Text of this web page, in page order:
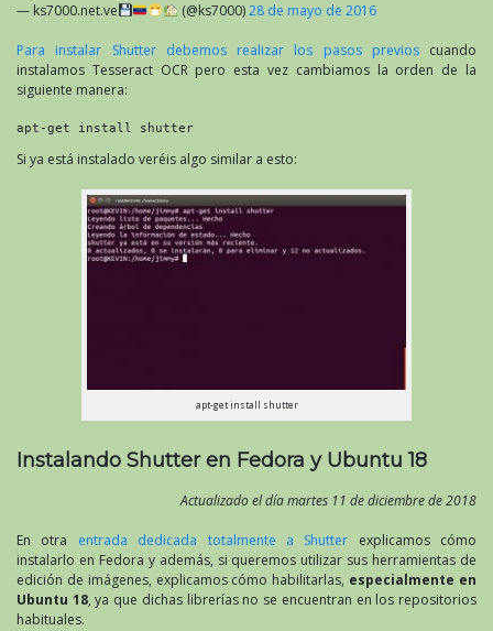
— ks7000.net.ve (@ks7000)28 de mayo de 2016
Para instalar Shutter debemos realizar los pasos previoscuando
instalamos Tesseract OCR pero esta vez cambiamos la orden de la
siguiente manera:
apt-get install shutter
Si ya está instalado veréis algo similar a esto:
apt-get install shutter
Instalando Shutter en Fedora y Ubuntu 18
Actualizado el día martes 11 de diciembre de 2018
En otra entrada dedicada totalmente a Shutter explicamos cómo
instalarlo en Fedora y además, si queremos utilizar sus herramientas de
edición de imágenes, explicamos cómo habilitarlas, especialmente en
Ubuntu 18, ya que dichas librerías no se encuentran en los repositorios
habituales.